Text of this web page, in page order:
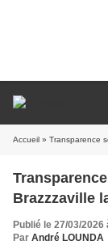
Accueil » Transparence
Brazzzaville
Publié le 27/03/2026
Par André LOUNDA